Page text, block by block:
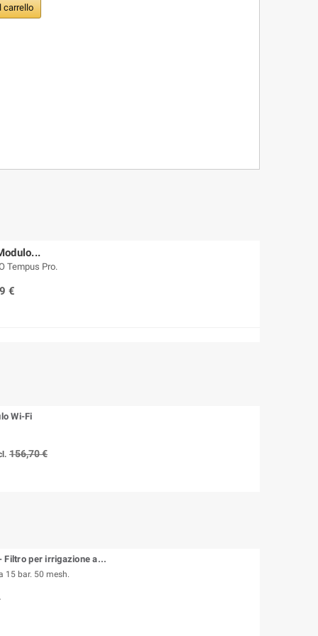
carrello
Tempus Pro.
€
Wi-Fi
156,70 €
Filtro per irrigazione a...
15 bar. 50 mesh.